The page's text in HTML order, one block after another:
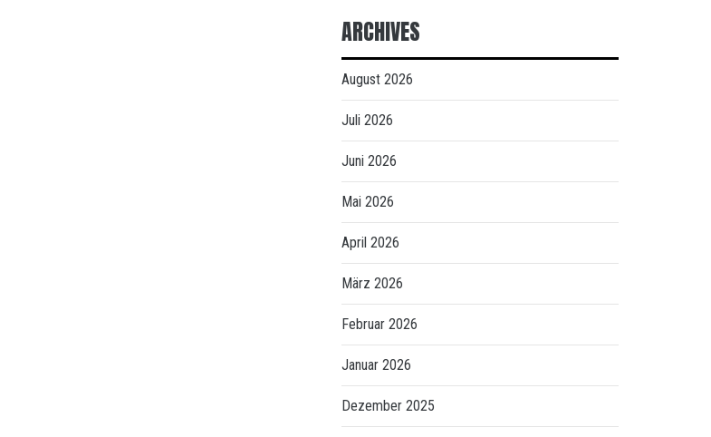
ARCHIVES
August 2026
Juli 2026
Juni 2026
Mai 2026
April 2026
März 2026
Februar 2026
Januar 2026
Dezember 2025